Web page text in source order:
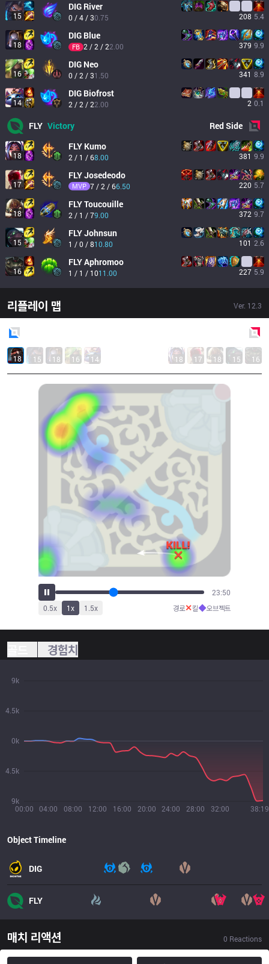
15
DIG River
0 / 4 / 30.75 208 5.4
18
DIG Blue
FB 2 / 2 / 22.00 379 9.9
16
DIG Neo
0 / 2 / 31.50 341 8.9
14
DIG Biofrost
2 / 2 / 22.00 2 0.1
FLY Victory RedSide
18
FLY Kumo
2 / 1 / 68.00 381 9.9
17
FLYJosedeodo
MVP 7 / 2 / 66.50 220 5.7
18
FLYToucouille
2 / 1 / 79.00 372 9.7
15
FLYJohnsun
1 / 0 / 810.80 101 2.6
16
FLYAphromoo
1 / 1 / 1011.00 227 5.9
리플레이 맵 Ver. 12.3
18 15 18 16 14 18 17 18 15 16
26:22
0.5x 1x 1.5x 경로✕킬◆오브젝트
경험치
00:00 04:00 08:00 12:00 16:00 20:00 24:00 28:00 32:00 38:19
9k
4.5k
0k
4.5k
9k
Object Timeline
DIG
FLY
매치 리액션 0 Reactions